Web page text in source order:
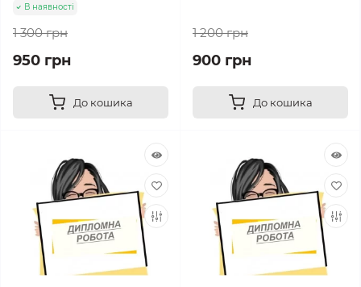
В наявності
1 300 грн
950 грн
До кошика
1 200 грн
900 грн
До кошика